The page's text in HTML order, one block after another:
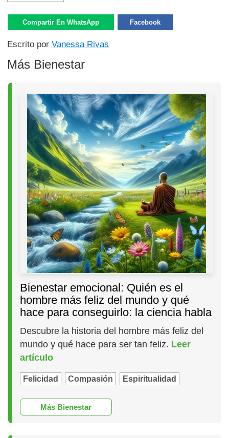
Compartir En WhatsApp Facebook
Escrito porVanessa Rivas
Más Bienestar
Bienestar emocional: Quién es el
hombre más feliz del mundo y qué
hace para conseguirlo: la ciencia habla
Descubre la historia del hombre más feliz del
mundo y qué hace para ser tan feliz. Leer
artículo
Felicidad Compasión Espiritualidad
Más Bienestar